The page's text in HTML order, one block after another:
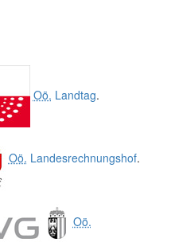
Oö. Landtag.
Oö. Landesrechnungshof.
Oö.